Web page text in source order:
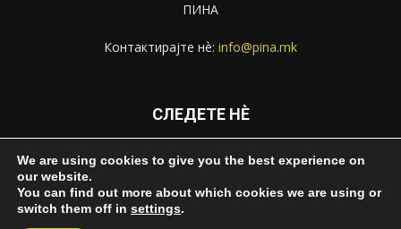
ПИНА
Контактирајте нѐ: info@pina.mk
СЛЕДЕТЕ НЀ
We are using cookies to give you the best experience on
our website.
You can find out more about which cookies we are using or
switch them off in settings.